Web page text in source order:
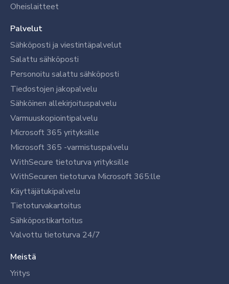
Oheislaitteet
Palvelut
Sähköposti ja viestintäpalvelut
Salattu sähköposti
Personoitu salattu sähköposti
Tiedostojen jakopalvelu
Sähköinen allekirjoituspalvelu
Varmuuskopiointipalvelu
Microsoft 365 yrityksille
Microsoft 365 -varmistuspalvelu
WithSecure tietoturva yrityksille
WithSecuren tietoturva Microsoft 365:lle
Käyttäjätukipalvelu
Tietoturvakartoitus
Sähköpostikartoitus
Valvottu tietoturva 24/7
Meistä
Yritys